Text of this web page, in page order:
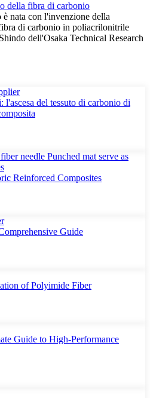
della fibra di carbonio
nata con l'invenzione della
di carbonio in poliacrilonitrile
dell'Osaka Technical Research
del tessuto di carbonio di
Reinforced Composites
Guide
of Polyimide Fiber
Guide to High-Performance